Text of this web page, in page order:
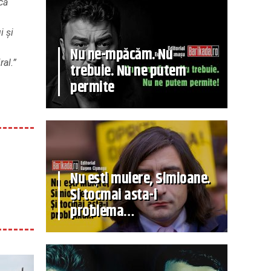
și
Nu ne-mpăcăm. Nu
trebuie. Nu ne putem
permite
Nu ești muiere, Simioane.
Și tocmai asta-i
problema…